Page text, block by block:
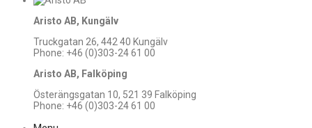
Aristo AB, Kungälv
Truckgatan 26, 442 40 Kungälv
Phone: +46 (0)303-24 61 00
Aristo AB, Falköping
Österängsgatan 10, 521 39 Falköping
Phone: +46 (0)303-24 61 00